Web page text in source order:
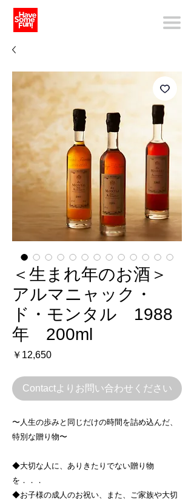
＜生まれ年のお酒＞
アルマニャック・
ド・モンタル 1988
年 200ml
￥12,650価
Contactよりお問い合わせください
〜人生の歩みと同じだけの時間を詰め込んだ、
特別な贈り物〜
◆大切な人に、ありきたりでない贈り物
を．．．
◆お子様の成人のお祝い、また、ご家族や大切